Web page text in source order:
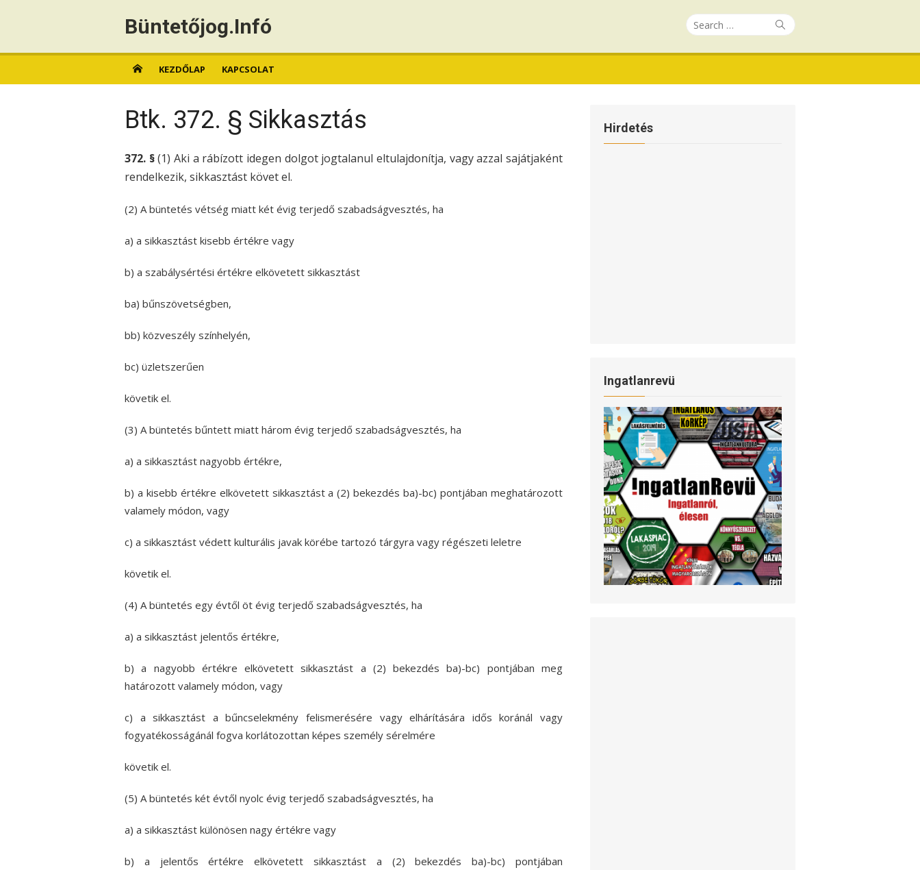
Büntetőjog.Infó
Search
for:
Search
KEZDŐLAP KAPCSOLAT
Btk. 372. § Sikkasztás
372. §(1) Aki a rábízott idegen dolgot jogtalanul eltulajdonítja, vagy azzal sajátjaként
rendelkezik, sikkasztást követ el.
(2) A büntetés vétség miatt két évig terjedő szabadságvesztés, ha
a) a sikkasztást kisebb értékre vagy
b) a szabálysértési értékre elkövetett sikkasztást
ba) bűnszövetségben,
bb) közveszély színhelyén,
bc) üzletszerűen
követik el.
(3) A büntetés bűntett miatt három évig terjedő szabadságvesztés, ha
a) a sikkasztást nagyobb értékre,
b) a kisebb értékre elkövetett sikkasztást a (2) bekezdés ba)-bc) pontjában meghatározott
valamely módon, vagy
c) a sikkasztást védett kulturális javak körébe tartozó tárgyra vagy régészeti leletre
követik el.
(4) A büntetés egy évtől öt évig terjedő szabadságvesztés, ha
a) a sikkasztást jelentős értékre,
b) a nagyobb értékre elkövetett sikkasztást a (2) bekezdés ba)-bc) pontjában meg
határozott valamely módon, vagy
c) a sikkasztást a bűncselekmény felismerésére vagy elhárítására idős koránál vagy
fogyatékosságánál fogva korlátozottan képes személy sérelmére
követik el.
(5) A büntetés két évtől nyolc évig terjedő szabadságvesztés, ha
a) a sikkasztást különösen nagy értékre vagy
b) a jelentős értékre elkövetett sikkasztást a (2) bekezdés ba)-bc) pontjában
Hirdetés
Ingatlanrevü